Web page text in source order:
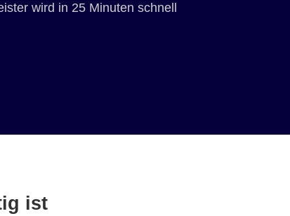
wird in 25 Minuten schnell
ist